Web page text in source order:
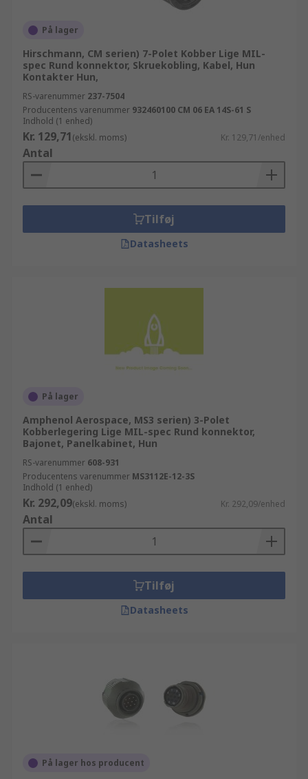
På lager
Hirschmann, CM serien) 7-Polet Kobber Lige MIL-
spec Rund konnektor, Skruekobling, Kabel, Hun
Kontakter Hun,
RS-varenummer 237-7504
Producentens varenummer 932460100 CM 06 EA 14S-61 S
Indhold (1 enhed)
Kr. 129,71(ekskl. moms) Kr. 129,71/enhed
Antal
Tilføj
Datasheets
På lager
Amphenol Aerospace, MS3 serien) 3-Polet
Kobberlegering Lige MIL-spec Rund konnektor,
Bajonet, Panelkabinet, Hun
RS-varenummer 608-931
Producentens varenummer MS3112E-12-3S
Indhold (1 enhed)
Kr. 292,09(ekskl. moms) Kr. 292,09/enhed
Antal
Tilføj
Datasheets
På lager hos producent